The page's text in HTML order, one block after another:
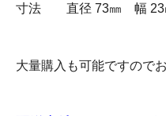
寸法 直径 73㎜ 幅
大量購入も可能ですので